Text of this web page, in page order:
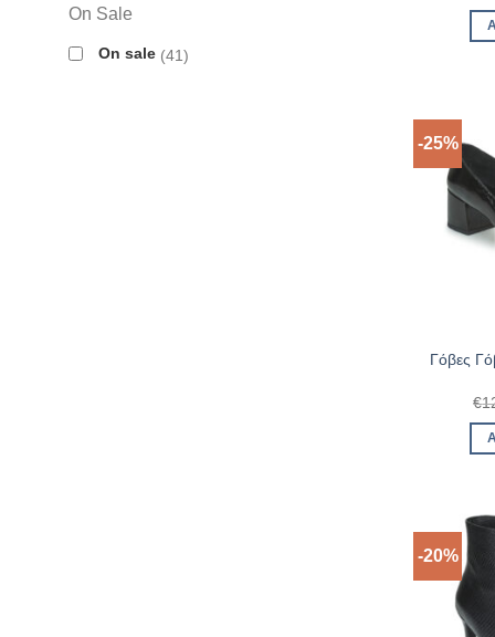
On Sale
On sale 41
-25%
Γόβες
€
-20%